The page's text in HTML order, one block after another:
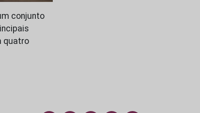
conjunto
quatro